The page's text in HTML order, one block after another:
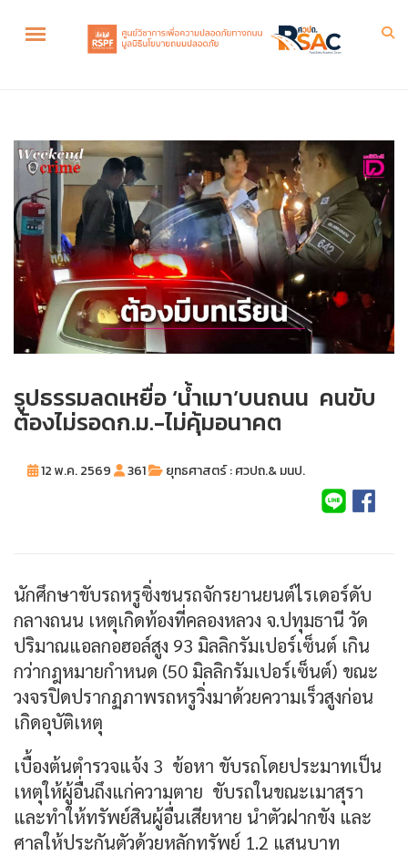
รูปธรรมลดเหยื่อ ‘น้ำเมา’บนถนน คนขับ
ต้องไม่รอดก.ม.-ไม่คุ้มอนาคต
12 พ.ค. 2569 361 ยุทธศาสตร์ : ศวปถ.& มนป.
นักศึกษาขับรถหรูซิ่งชนรถจักรยานยนต์ไรเดอร์ดับ
กลางถนน เหตุเกิดท้องที่คลองหลวง จ.ปทุมธานี วัด
ปริมาณแอลกอฮอล์สูง 93 มิลลิกรัมเปอร์เซ็นต์ เกิน
กว่ากฎหมายกำหนด (50 มิลลิกรัมเปอร์เซ็นต์) ขณะ
วงจรปิดปรากฏภาพรถหรูวิ่งมาด้วยความเร็วสูงก่อน
เกิดอุบัติเหตุ
เบื้องต้นตำรวจแจ้ง 3 ข้อหา ขับรถโดยประมาทเป็น
เหตุให้ผู้อื่นถึงแก่ความตาย ขับรถในขณะเมาสุรา
และทำให้ทรัพย์สินผู้อื่นเสียหาย นำตัวฝากขัง และ
ศาลให้ประกันตัวด้วยหลักทรัพย์ 1.2 แสนบาท